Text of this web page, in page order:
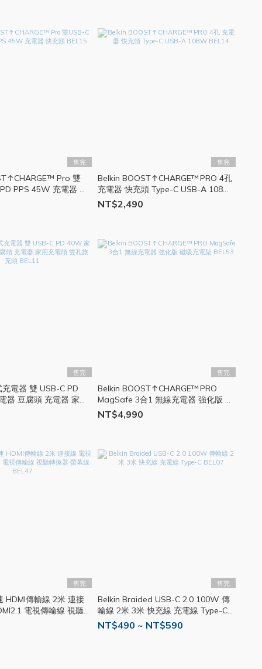
售完
Pro 雙
PPS 45W 充電器 快
售完
Belkin BOOST↑CHARGE™ PRO 4孔
充電器 快充頭 Type-C USB-A 108W
BEL14
NT$2,490
售完
電器 雙 USB-C PD
器 豆腐頭 充電器 家用
售完
Belkin BOOST↑CHARGE™ PRO
MagSafe 3合1 無線充電器 強化版 磁
吸充電架 BEL53
NT$4,990
售完
HDMI傳輸線 2米 連接
電視傳輸線 視聽
售完
Belkin Braided USB-C 2.0 100W 傳
輸線 2米 3米 快充線 充電線 Type-C
BEL07
NT$490 ~ NT$590